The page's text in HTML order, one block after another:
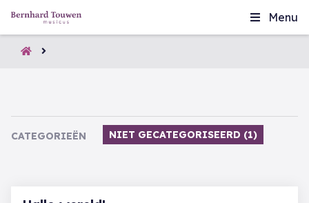
Menu
CATEGORIEËN NIET GECATEGORISEERD (1)